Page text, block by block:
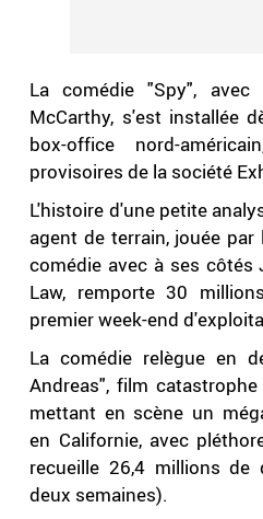
La comédie "Spy", avec
McCarthy, s'est installée
box-office nord-
provisoires de la société
L'histoire d'une petite
agent de terrain, jouée
comédie avec à ses
Law, remporte 30
premier week-end
La comédie relègue en
Andreas", film
mettant en scène un
en Californie, avec
recueille 26,4 millions
deux semaines).